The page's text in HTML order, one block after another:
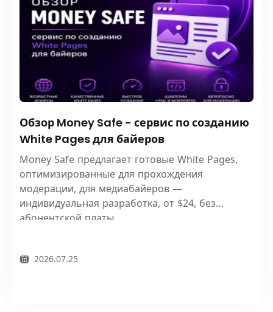
Обзор Money Safe - сервис по созданию
White Pages для байеров
Money Safe предлагает готовые White Pages,
оптимизированные для прохождения
модерации, для медиабайеров —
индивидуальная разработка, от $24, без
абонентской платы.
2026.07.25